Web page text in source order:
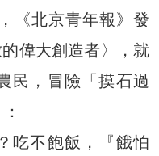
《北京青年報》發
偉大創造者〉，就
民，冒險「摸石過
吃不飽飯，『餓怕